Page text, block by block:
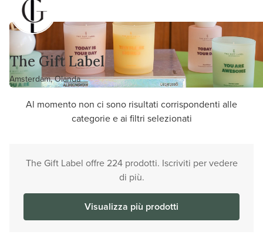
The Gift Label
Amsterdam, Olanda
Al momento non ci sono risultati corrispondenti alle
categorie e ai filtri selezionati
The Gift Label offre 224 prodotti. Iscriviti per vedere
di più.
Visualizza più prodotti